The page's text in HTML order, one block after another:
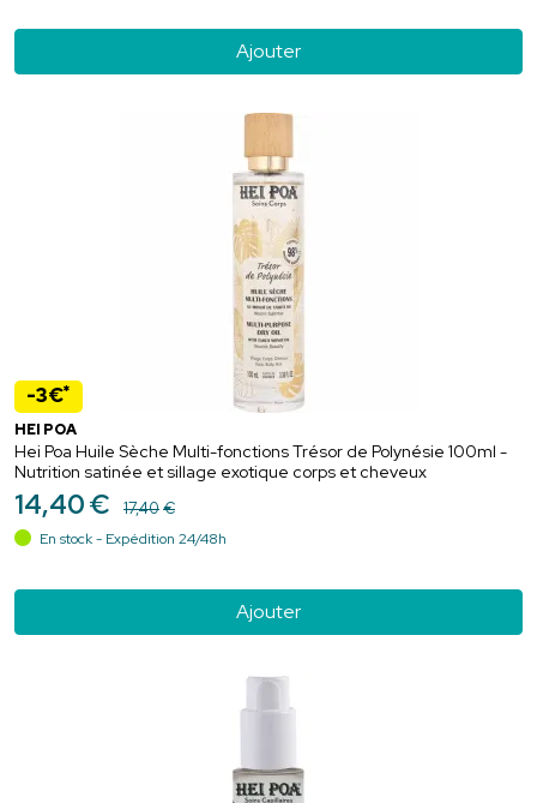
Ajouter
-3€*
HEI POA
Hei Poa Huile Sèche Multi-fonctions Trésor de Polynésie 100ml -
Nutrition satinée et sillage exotique corps et cheveux
14,40€ 17,40€
En stock - Expédition 24/48h
Ajouter